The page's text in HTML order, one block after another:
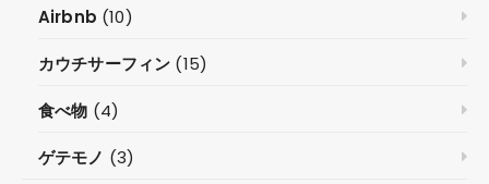
Airbnb (10)
カウチサーフィン (15)
食べ物 (4)
ゲテモノ (3)